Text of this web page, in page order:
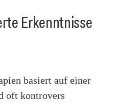
Erkenntnisse
basiert auf einer
oft kontrovers